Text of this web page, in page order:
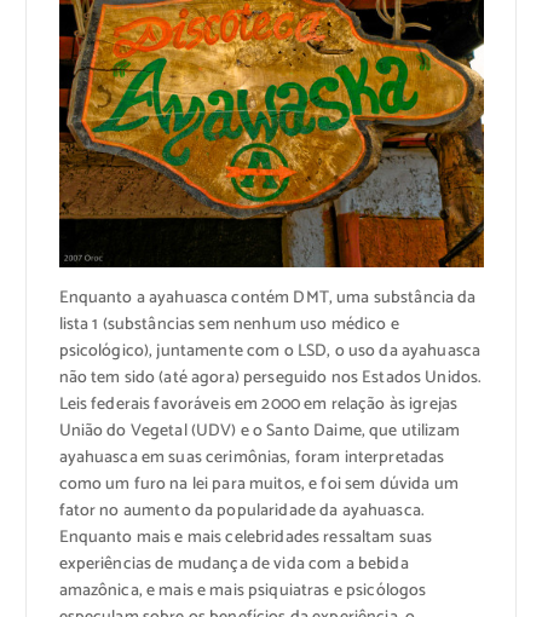
Enquanto a ayahuasca contém DMT, uma substância da
lista 1 (substâncias sem nenhum uso médico e
psicológico), juntamente com o LSD, o uso da ayahuasca
não tem sido (até agora) perseguido nos Estados Unidos.
Leis federais favoráveis em 2000 em relação às igrejas
União do Vegetal (UDV) e o Santo Daime, que utilizam
ayahuasca em suas cerimônias, foram interpretadas
como um furo na lei para muitos, e foi sem dúvida um
fator no aumento da popularidade da ayahuasca.
Enquanto mais e mais celebridades ressaltam suas
experiências de mudança de vida com a bebida
amazônica, e mais e mais psiquiatras e psicólogos